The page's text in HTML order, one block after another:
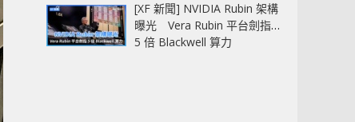
[XF 新聞] NVIDIA Rubin 架構
曝光 Vera Rubin 平台劍指
5 倍 Blackwell 算力